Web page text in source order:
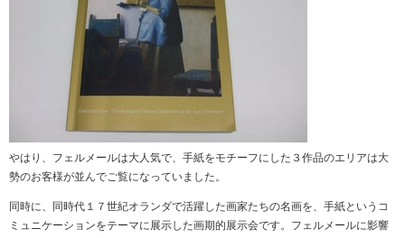
やはり、フェルメールは大人気で、手紙をモチーフにした３作品のエリアは大
勢のお客様が並んでご覧になっていました。
同時に、同時代１７世紀オランダで活躍した画家たちの名画を、手紙というコ
ミュニケーションをテーマに展示した画期的展示会です。フェルメールに影響